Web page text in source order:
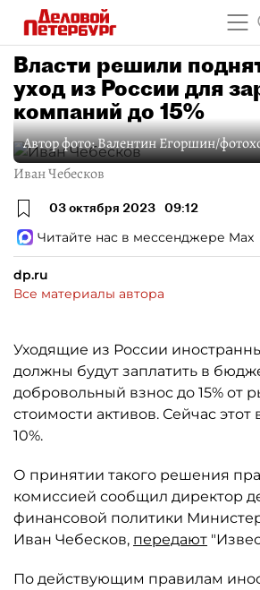
Власти решили
уход из России для
компаний до 15%
Автор фото:Валентин Егоршин/
Иван Чебесков
03 октября 2023 09:12
Читайте нас в мессенджере Max
dp.ru
Все материалы автора
Уходящие из России
должны будут заплатить в
добровольный взнос до 15% от
стоимости активов. Сейчас этот
10%.
О принятии такого решения
комиссией сообщил директор
финансовой политики
Иван Чебесков, передают
По действующим правилам